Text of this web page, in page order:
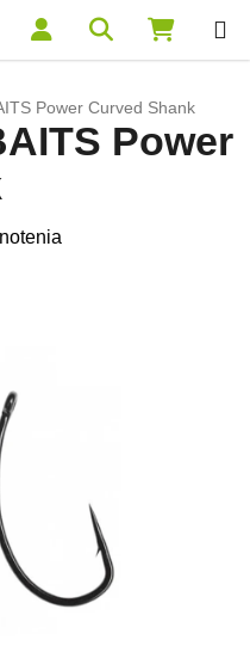
Hľadať
Power Curved Shank
Power
0,0 z 5 hviezdičiek.